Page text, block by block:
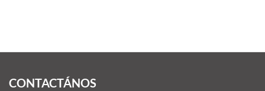
CONTACTÁNOS